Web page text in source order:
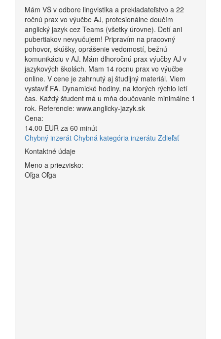
Mám VŠ v odbore lingvistika a prekladateľstvo a 22
ročnú prax vo výučbe AJ, profesionálne doučím
anglický jazyk cez Teams (všetky úrovne). Detí ani
pubertiakov nevyučujem! Pripravím na pracovný
pohovor, skúšky, oprášenie vedomostí, bežnú
komunikáciu v AJ. Mám dlhoročnú prax výučby AJ v
jazykových školách. Mam 14 rocnu prax vo výučbe
online. V cene je zahrnutý aj študijný materiál. Viem
vystaviť FA. Dynamické hodiny, na ktorých rýchlo letí
čas. Každý študent má u mňa doučovanie minimálne 1
rok. Referencie: www.anglicky-jazyk.sk
Cena:
14.00 EUR za 60 minút
Chybný inzerát Chybná kategória inzerátu Zdieľať
Kontaktné údaje
Meno a priezvisko:
Oľga Oľga